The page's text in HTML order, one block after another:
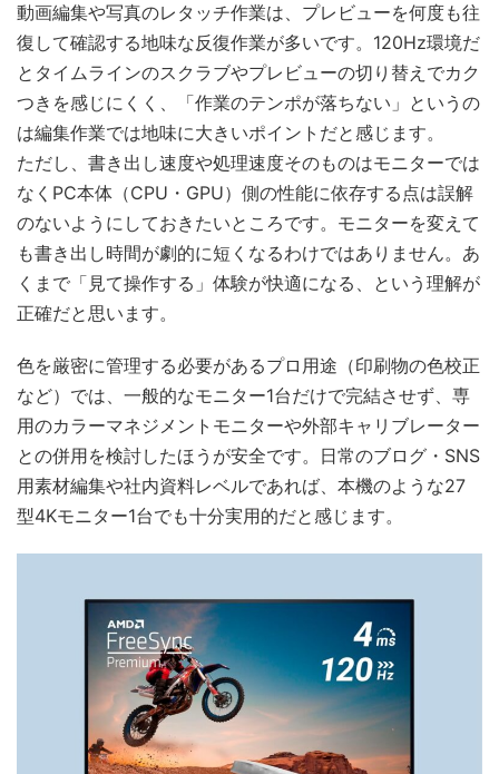
動画編集や写真のレタッチ作業は、プレビューを何度も往
復して確認する地味な反復作業が多いです。120Hz環境だ
とタイムラインのスクラブやプレビューの切り替えでカク
つきを感じにくく、「作業のテンポが落ちない」というの
は編集作業では地味に大きいポイントだと感じます。
ただし、書き出し速度や処理速度そのものはモニターでは
なくPC本体（CPU・GPU）側の性能に依存する点は誤解
のないようにしておきたいところです。モニターを変えて
も書き出し時間が劇的に短くなるわけではありません。あ
くまで「見て操作する」体験が快適になる、という理解が
正確だと思います。
色を厳密に管理する必要があるプロ用途（印刷物の色校正
など）では、一般的なモニター1台だけで完結させず、専
用のカラーマネジメントモニターや外部キャリブレーター
との併用を検討したほうが安全です。日常のブログ・SNS
用素材編集や社内資料レベルであれば、本機のような27
型4Kモニター1台でも十分実用的だと感じます。